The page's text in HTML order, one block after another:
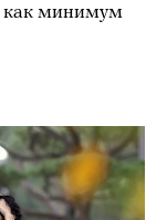
как минимум